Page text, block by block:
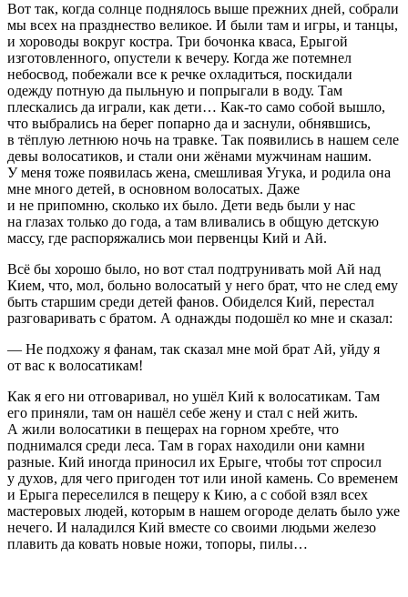
Вот так, когда солнце поднялось выше прежних дней, собрали
мы всех на празднество великое. И были там и игры, и танцы,
и хороводы вокруг костра. Три бочонка кваса, Ерыгой
изготовленного, опустели к вечеру. Когда же потемнел
небосвод, побежали все к речке охладиться, поскидали
одежду потную да пыльную и попрыгали в воду. Там
плескались да играли, как дети… Как-то само собой вышло,
что выбрались на берег попарно да и заснули, обнявшись,
в тёплую летнюю ночь на травке. Так появились в нашем селе
девы волосатиков, и стали они жёнами мужчинам нашим.
У меня тоже появилась жена, смешливая Угука, и родила она
мне много детей, в основном волосатых. Даже
и не припомню, сколько их было. Дети ведь были у нас
на глазах только до года, а там вливались в общую детскую
массу, где распоряжались мои первенцы Кий и Ай.
Всё бы хорошо было, но вот стал подтрунивать мой Ай над
Кием, что, мол, больно волосатый у него брат, что не след ему
быть старшим среди детей фанов. Обиделся Кий, перестал
разговаривать с братом. А однажды подошёл ко мне и сказал:
— Не подхожу я фанам, так сказал мне мой брат Ай, уйду я
от вас к волосатикам!
Как я его ни отговаривал, но ушёл Кий к волосатикам. Там
его приняли, там он нашёл себе жену и стал с ней жить.
А жили волосатики в пещерах на горном хребте, что
поднимался среди леса. Там в горах находили они камни
разные. Кий иногда приносил их Ерыге, чтобы тот спросил
у духов, для чего пригоден тот или иной камень. Со временем
и Ерыга переселился в пещеру к Кию, а с собой взял всех
мастеровых людей, которым в нашем огороде делать было уже
нечего. И наладился Кий вместе со своими людьми железо
плавить да ковать новые ножи, топоры, пилы…